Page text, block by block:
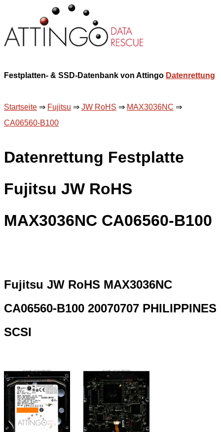
Festplatten- & SSD-Datenbank von Attingo Datenrettung
Startseite ⇒ Fujitsu ⇒ JW RoHS ⇒ MAX3036NC ⇒
CA06560-B100
Datenrettung Festplatte
Fujitsu JW RoHS
MAX3036NC CA06560-B100
Fujitsu JW RoHS MAX3036NC
CA06560-B100 20070707 PHILIPPINES
SCSI